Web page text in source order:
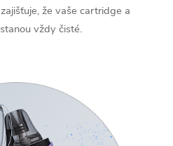
že vaše cartridge a
vždy čisté.